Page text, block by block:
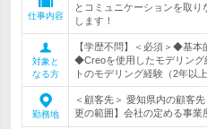
仕事内容
とコミュニケーションを取
します！
対象と
なる方
【学歴不問】＜必須＞◆基本
◆Creoを使用したモデリン
トのモデリング経験（2年以上
勤務地
＜顧客先＞ 愛知県内の顧客
更の範囲】会社の定める事